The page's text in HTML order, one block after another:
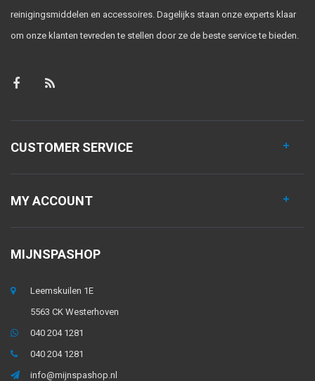
reinigingsmiddelen en accessoires. Dagelijks staan onze experts klaar
om onze klanten tevreden te stellen door ze de beste service te bieden.
CUSTOMER SERVICE
MY ACCOUNT
MIJNSPASHOP
Leemskuilen 1E
5563 CK Westerhoven
040 204 1281
040 204 1281
info@mijnspashop.nl